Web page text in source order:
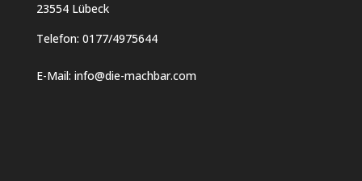
23554 Lübeck
Telefon: 0177/4975644
E-Mail: info@die-machbar.com